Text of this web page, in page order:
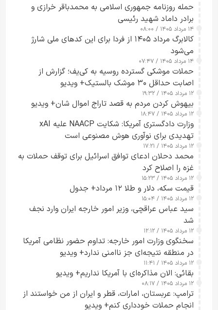
حمله روزنامه جمهوری اسلامی به محمدباقر خرازی و
برادر داماد شهید رئیسی
۱۴ مرداد ۱۴۰۵ / ۰۸:۰۰
کالابرگ مرداد ۱۴۰۵ از فردا برای این کدهای ملی شارژ
می‌شود
۱۴ مرداد ۱۴۰۵ / ۰۷:۴۷
حملات موشکی گسترده روسیه به کی‌یف؛ گزارش از
اصابت حداقل ۳۰ موشک بالستیک+ ویدیو
۱۲ مرداد ۱۴۰۵ / ۱۹:۳۲
بیهوش کردن مردم به قصد تاراج اموال شان+ ویدیو
۱۲ مرداد ۱۴۰۵ / ۱۸:۴۷
وزارت دادگستری آمریکا: شکایت NAACP علیه xAI
تهدیدی برای نوآوری هوش مصنوعی است
۱۲ مرداد ۱۴۰۵ / ۱۷:۲۱
محمد دحلان ادعای توافق اسرائیل برای توقف حملات به
غزه را اصلاح کرد
۱۲ مرداد ۱۴۰۵ / ۱۵:۲۳
قیمت سکه، دلار و طلا ۱۲ مرداد+ جدول
۱۲ مرداد ۱۴۰۵ / ۱۵:۰۴
سید عباس عراقچی، وزیر امور خارجه ایران وارد نجف
شد
۱۲ مرداد ۱۴۰۵ / ۱۲:۱۲
سخنگوی وزارت امور خارجه: تداوم حضور نظامی آمریکا
در منطقه نتیجه‌ای جز ناامنی ندارد+ ویدیو
۱۲ مرداد ۱۴۰۵ / ۱۱:۴۱
بقائی: الان مذاکره‌ای با آمریکا نداریم+ ویدیو
۱۲ مرداد ۱۴۰۵ / ۰۸:۱۷
ترامپ: عربستان، امارات، قطر و ایران از من خواستند از
انجام حملات خودداری کنم+ ویدیو